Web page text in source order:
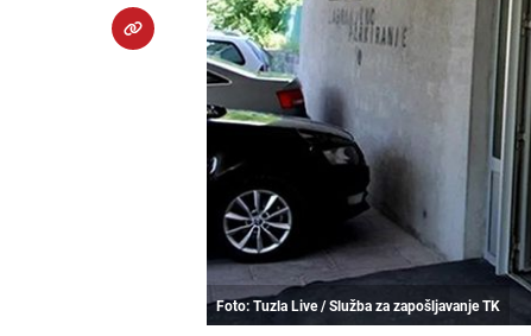
Foto: Tuzla Live / Služba za zapošljavanje TK